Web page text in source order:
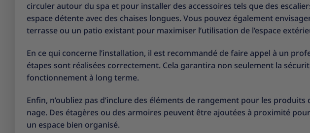
circuler autour du spa et pour installer des accessoires tels que des
espace détente avec des chaises longues. Vous pouvez également
terrasse ou un patio existant pour maximiser l’utilisation de l’espace
En ce qui concerne l’installation, il est recommandé de faire appel à un
étapes sont réalisées correctement. Cela garantira non seulement la
fonctionnement à long terme.
Enfin, n’oubliez pas d’inclure des éléments de rangement pour les produits
nage. Des étagères ou des armoires peuvent être ajoutées à proximité
un espace bien organisé.